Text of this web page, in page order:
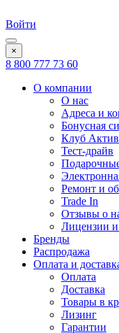
Войти
×
8 800 777 73 60
О компании
О нас
Адреса и
Бонусная
Клуб
Тест-драйв
Ремонт и
Trade In
Отзывы о
Лицензии
Бренды
Распродажа
Оплата и
Оплата
Доставка
Товары в
Лизинг
Гарантии